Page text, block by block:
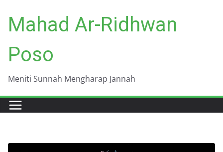
content
Mahad Ar-Ridhwan
Poso
Meniti Sunnah Mengharap Jannah